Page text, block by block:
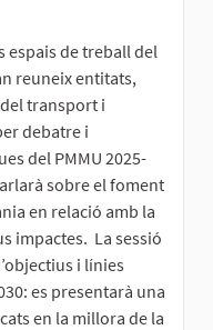
espais de treball del
reuneix entitats,
transport i
debatre i
del PMMU 2025-
sobre el foment
en relació amb la
impactes. La sessió
i línies
es presentarà una
en la millora de la